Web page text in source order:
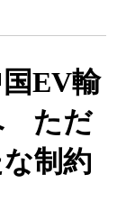
EV輸
ただ
制約